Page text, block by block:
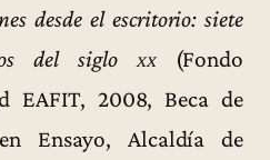
desde el escritorio: siete
del sigloxx(Fondo
EAFIT, 2008, Beca de
Ensayo, Alcaldía de